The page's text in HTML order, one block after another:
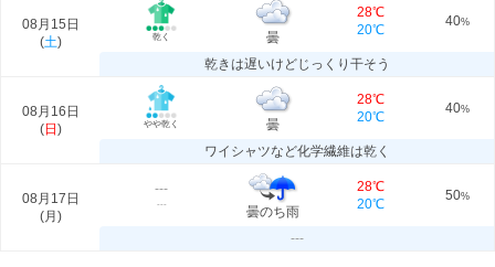
08月15日
(土) 乾く 曇
28℃
20℃
40%
乾きは遅いけどじっくり干そう
08月16日
(日 ) やや乾く 曇
28℃
20℃
40%
ワイシャツなど化学繊維は乾く
08月17日
(月 )
---
---
曇のち雨
28℃
20℃
50%
---